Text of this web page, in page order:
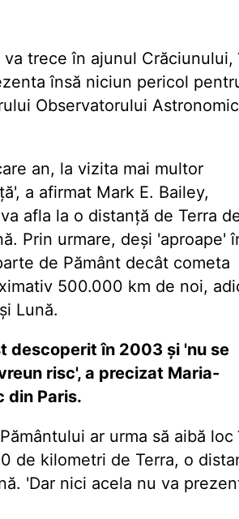
trece în ajunul Crăciunului,
însă niciun pericol
Observatorului Astronomic
an, la vizita mai multor
a afirmat Mark E. Bailey,
afla la o distanță de Terra
Prin urmare, deși 'aproape'
de Pământ decât cometa
500.000 km de noi,
Lună.
descoperit în 2003 și 'nu se
risc', a precizat Maria-
din Paris.
ar urma să aibă loc
de kilometri de Terra, o
'Dar nici acela nu va